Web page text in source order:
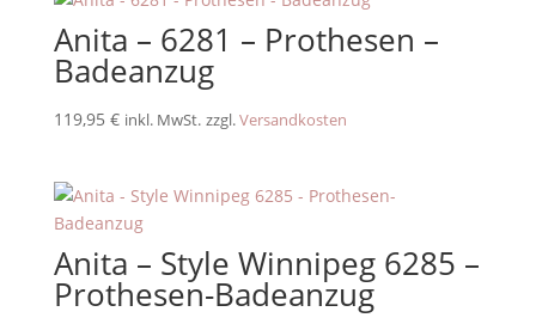
Anita – 6281 – Prothesen –
Badeanzug
119,95 € inkl. MwSt. zzgl.Versandkosten
Anita – Style Winnipeg 6285 –
Prothesen-Badeanzug